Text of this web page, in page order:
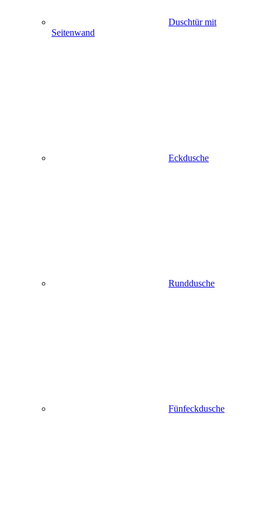
Duschtür mit
Seitenwand
Eckdusche
Runddusche
Fünfeckdusche